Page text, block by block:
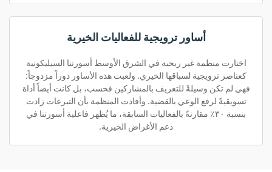
أساور ترويجية للفعاليات الخيرية
اختارت منظمة غير ربحية في الشرق الأوسط أسورتنا السيليكونية
كعناصر ترويجية لسباقها الخيري. ولعبت هذه الأساور دوراً مزدوجاً:
فهي لم تكن وسيلةً للتعريف بالمشاركين فحسب، بل كانت أيضاً أداة
تسويقيةً لرفع الوعي بالقضية. وأفادت المنظمة بأن التبرعات زادت
بنسبة ٣٠٪ مقارنةً بالفعاليات السابقة، ما يُظهر فاعلية أسورتنا في
دعم الأغراض الخيرية.